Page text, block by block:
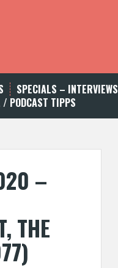
SPECIALS – INTERVIEWS
/ PODCAST TIPPS
–
THE